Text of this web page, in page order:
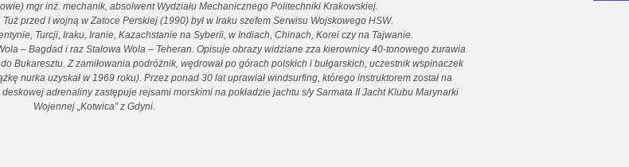
mgr inż. mechanik, absolwent Wydziału Mechanicznego Politechniki Krakowskiej.
przed I wojną w Zatoce Perskiej (1990) był w Iraku szefem Serwisu Wojskowego HSW.
Turcji, Iraku, Iranie, Kazachstanie na Syberii, w Indiach, Chinach, Korei czy na Tajwanie.
– Bagdad i raz Stalowa Wola – Teheran. Opisuje obrazy widziane zza kierownicy 40-tonowego żurawia
Bukaresztu. Z zamiłowania podróżnik, wędrował po górach polskich i bułgarskich, uczestnik wspinaczek
nurka uzyskał w 1969 roku). Przez ponad 30 lat uprawiał windsurfing, którego instruktorem został na
adrenaliny zastępuje rejsami morskimi na pokładzie jachtu s/y Sarmata II Jacht Klubu Marynarki
Wojennej „Kotwica” z Gdyni.